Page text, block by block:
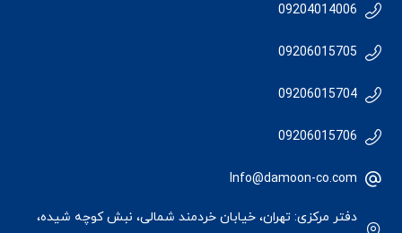
09204014006
09206015705
09206015704
09206015706
Info@damoon-co.com
دفتر مرکزی: تهران، خیابان خردمند شمالی، نبش کوچه شیده،